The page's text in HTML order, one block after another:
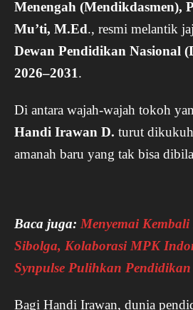
Menengah (Mendikdasmen),
Mu’ti, M.Ed., resmi melantik
Dewan Pendidikan Nasional
2026–2031.
Di antara wajah-wajah tokoh
Handi Irawan D. turut
amanah baru yang tak bisa
Baca juga:Menyemai
Sibolga, Kolaborasi MPK
Synpulse Pulihkan Pendidikan
Bagi Handi Irawan, dunia